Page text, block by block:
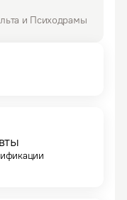
и Психодрамы